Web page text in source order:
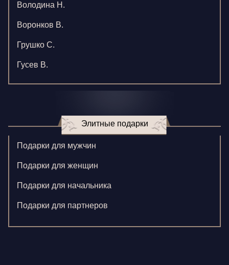
Володина Н.
Воронков В.
Грушко С.
Гусев В.
Зверева В.
Кормилицына Е.
Корнилова В.
Ларионова С.
Левушкина Н.
Ненажный А.
Олонцев О.
Элитные подарки
Подарки для мужчин
Подарки для женщин
Подарки для начальника
Подарки для партнеров